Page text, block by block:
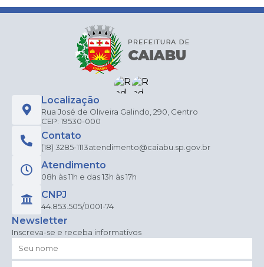
Localização
Rua José de Oliveira Galindo, 290, Centro
CEP: 19530-000
Contato
(18) 3285-1113atendimento@caiabu.sp.gov.br
Atendimento
08h às 11h e das 13h às 17h
CNPJ
44.853.505/0001-74
Newsletter
Inscreva-se e receba informativos